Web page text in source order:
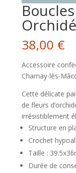
38,00 €
Accessoire
Charnay-lès-
Cette délicate
de fleurs
irrésistiblement
Structure en
Crochet
Taille :
Durée de